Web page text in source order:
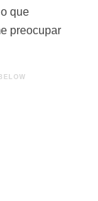
que
preocupar